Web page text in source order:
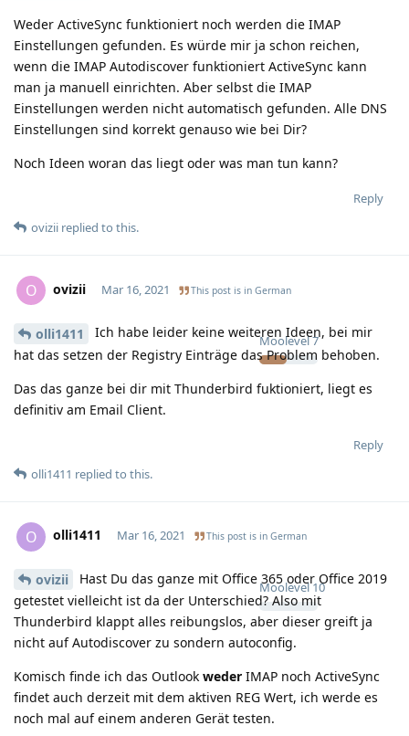
Weder ActiveSync funktioniert noch werden die IMAP
Einstellungen gefunden. Es würde mir ja schon reichen,
wenn die IMAP Autodiscover funktioniert ActiveSync kann
man ja manuell einrichten. Aber selbst die IMAP
Einstellungen werden nicht automatisch gefunden. Alle DNS
Einstellungen sind korrekt genauso wie bei Dir?
Noch Ideen woran das liegt oder was man tun kann?
Reply
ovizii replied to this.
O ovizii
Moolevel7
Mar 16, 2021 This post is in German
olli1411
Ich habe leider keine weiteren Ideen, bei mir
hat das setzen der Registry Einträge das Problem behoben.
Das das ganze bei dir mit Thunderbird fuktioniert, liegt es
definitiv am Email Client.
Reply
olli1411 replied to this.
O olli1411
Moolevel 10
Mar 16, 2021 This post is in German
ovizii
Hast Du das ganze mit Office 365 oder Office 2019
getestet vielleicht ist da der Unterschied? Also mit
Thunderbird klappt alles reibungslos, aber dieser greift ja
nicht auf Autodiscover zu sondern autoconfig.
Komisch finde ich das Outlook weder IMAP noch ActiveSync
findet auch derzeit mit dem aktiven REG Wert, ich werde es
noch mal auf einem anderen Gerät testen.